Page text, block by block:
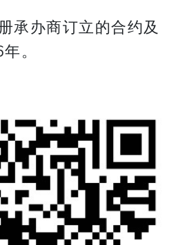
承办商订立的合约及
。